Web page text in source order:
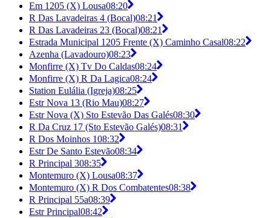
Em 1205 (X) Lousa08:20
R Das Lavadeiras 4 (Bocal)08:21
R Das Lavadeiras 23 (Bocal)08:21
Estrada Municipal 1205 Frente (X) Caminho Casal08:22
Azenha (Lavadouro)08:23
Monfirre (X) Tv Do Caldas08:24
Monfirre (X) R Da Lagica08:24
Station Eulália (Igreja)08:25
Estr Nova 13 (Rio Mau)08:27
Estr Nova (X) Sto Estevão Das Galés08:30
R Da Cruz 17 (Sto Estevão Galés)08:31
R Dos Moinhos 108:32
Estr De Santo Estevão08:34
R Principal 308:35
Montemuro (X) Lousa08:37
Montemuro (X) R Dos Combatentes08:38
R Principal 55a08:39
Estr Principal08:42